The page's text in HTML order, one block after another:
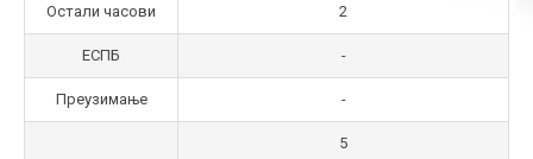
Остали часови 2
ЕСПБ -
Преузимање -
5